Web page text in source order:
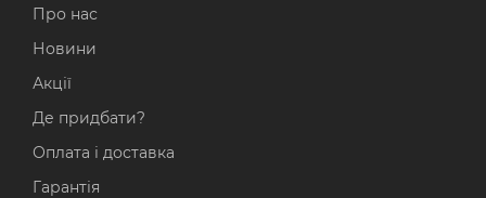
Про нас
Новини
Акції
Де придбати?
Оплата і доставка
Гарантія